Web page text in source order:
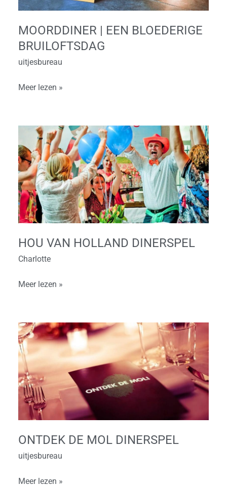
MOORDDINER | EEN BLOEDERIGE
BRUILOFTSDAG
uitjesbureau
Meer lezen »
HOU VAN HOLLAND DINERSPEL
Charlotte
van
Holland
Dinerspel
Meer lezen »
ONTDEK DE MOL DINERSPEL
uitjesbureau
Ontdek
de
Mol
Dinerspel
Meer lezen »